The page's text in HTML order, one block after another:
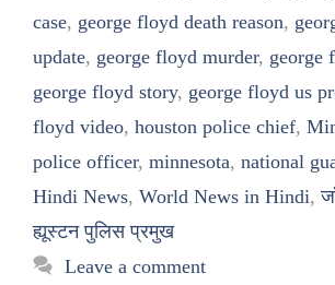
case, george floyd death reason,
update, george floyd murder, george
george floyd story, george floyd us
floyd video, houston police chief,
police officer, minnesota, national
Hindi News, World News in Hindi,
ह्यूस्टन पुलिस प्रमुख
Leave a comment